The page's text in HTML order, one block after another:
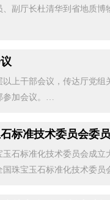
副厅长杜清华到省地质
上干部会议，传达厅党
参加会议。…
标准技术委员会委员
玉石标准化技术委员会成
国珠宝玉石标准化技术委